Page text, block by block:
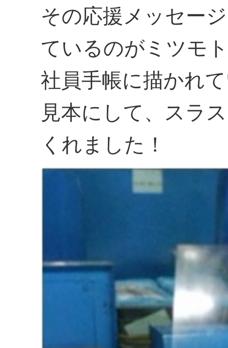
その応援メッセー
ているのがミツモ
社員手帳に描かれ
見本にして、スラ
くれました！